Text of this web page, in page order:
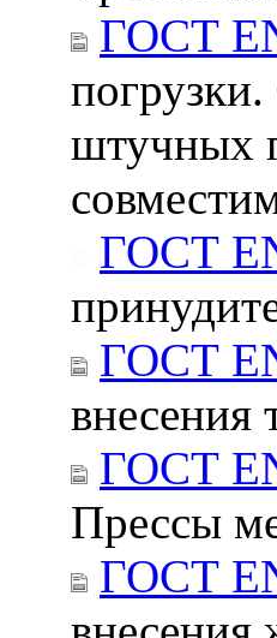
ГОСТ
штучных
ГОСТ
ГОСТ
внесения
ГОСТ
Прессы
ГОСТ